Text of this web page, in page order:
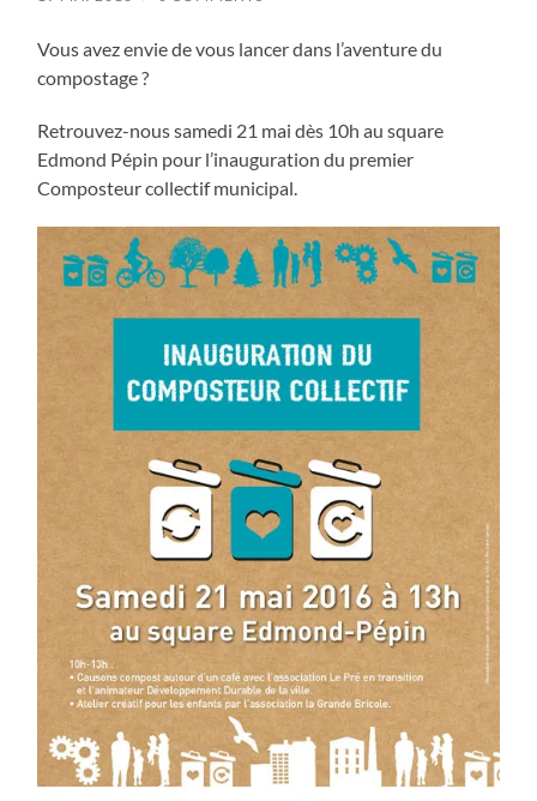
Vous avez envie de vous lancer dans l’aventure du
compostage ?
Retrouvez-nous samedi 21 mai dès 10h au square
Edmond Pépin pour l’inauguration du premier
Composteur collectif municipal.